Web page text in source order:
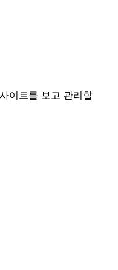
이트를 보고 관리할